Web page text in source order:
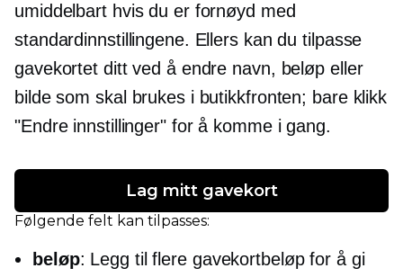
umiddelbart hvis du er fornøyd med
standardinnstillingene. Ellers kan du tilpasse
gavekortet ditt ved å endre navn, beløp eller
bilde som skal brukes i butikkfronten; bare klikk
"Endre innstillinger" for å komme i gang.
Lag mitt gavekort
Følgende felt kan tilpasses:
beløp: Legg til flere gavekortbeløp for å gi